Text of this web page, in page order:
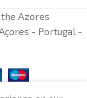
Azores
- Portugal -